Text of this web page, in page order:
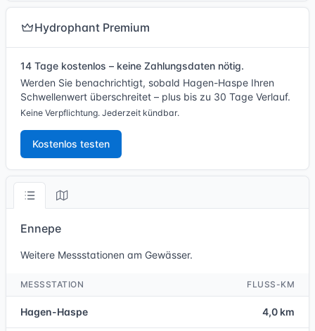
Hydrophant Premium
14 Tage kostenlos – keine Zahlungsdaten nötig.
Werden Sie benachrichtigt, sobald Hagen-Haspe Ihren
Schwellenwert überschreitet – plus bis zu 30 Tage Verlauf.
Keine Verpflichtung. Jederzeit kündbar.
Kostenlos testen
Ennepe
Weitere Messstationen am Gewässer.
MESSSTATION FLUSS-KM
Hagen-Haspe 4,0 km